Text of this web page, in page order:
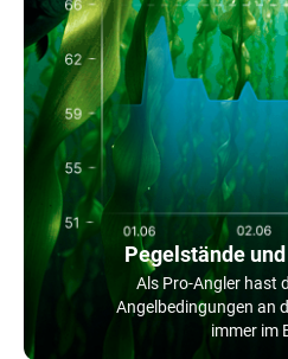
Pegelstände
Als Pro-Angler hast
Angelbedingungen an
immer im